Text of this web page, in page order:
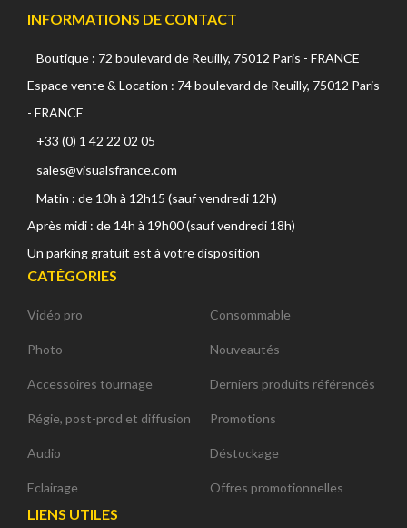
INFORMATIONS DE CONTACT
Boutique : 72 boulevard de Reuilly, 75012 Paris - FRANCE
Espace vente & Location : 74 boulevard de Reuilly, 75012 Paris
- FRANCE
+33 (0) 1 42 22 02 05
sales@visualsfrance.com
Matin : de 10h à 12h15 (sauf vendredi 12h)
Après midi : de 14h à 19h00 (sauf vendredi 18h)
Un parking gratuit est à votre disposition
CATÉGORIES
Vidéo pro
Photo
Accessoires tournage
Régie, post-prod et diffusion
Audio
Eclairage
Consommable
Nouveautés
Derniers produits référencés
Promotions
Déstockage
Offres promotionnelles
LIENS UTILES